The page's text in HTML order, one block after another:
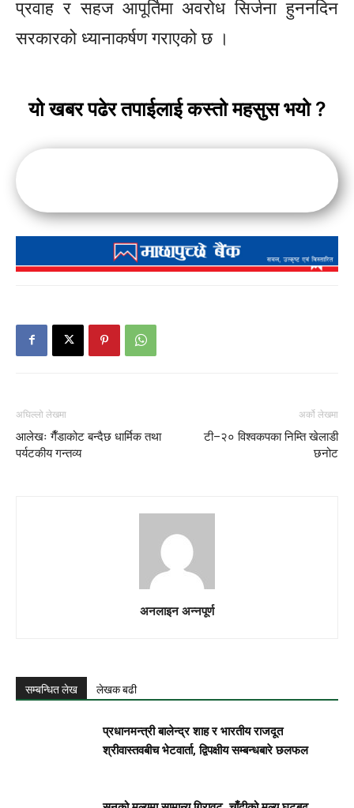
प्रवाह र सहज आपूर्तिमा अवरोध सिर्जना हुननदिन
सरकारको ध्यानाकर्षण गराएको छ ।
यो खबर पढेर तपाईलाई कस्तो महसुस भयो ?
अघिल्लो लेखमा
आलेखः गैँडाकोट बन्दैछ धार्मिक तथा
पर्यटकीय गन्तव्य
अर्को लेखमा
टी–२० विश्वकपका निम्ति खेलाडी
छनोट
अनलाइन अन्नपूर्ण
सम्बन्धित लेख लेखक बढी
प्रधानमन्त्री बालेन्द्र शाह र भारतीय राजदूत
श्रीवास्तवबीच भेटवार्ता, द्विपक्षीय सम्बन्धबारे छलफल